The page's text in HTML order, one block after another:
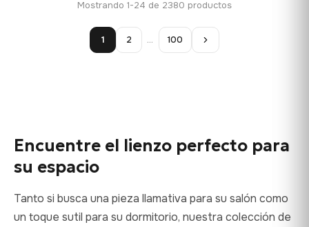
13,90 €
hasta
149,88 €
Mostrando 1-24 de 2380 productos
1 2 … 100
Encuentre el lienzo perfecto para
su espacio
Tanto si busca una pieza llamativa para su salón como
un toque sutil para su dormitorio, nuestra colección de